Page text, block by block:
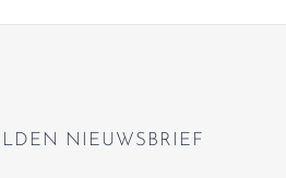
NIEUWSBRIEF